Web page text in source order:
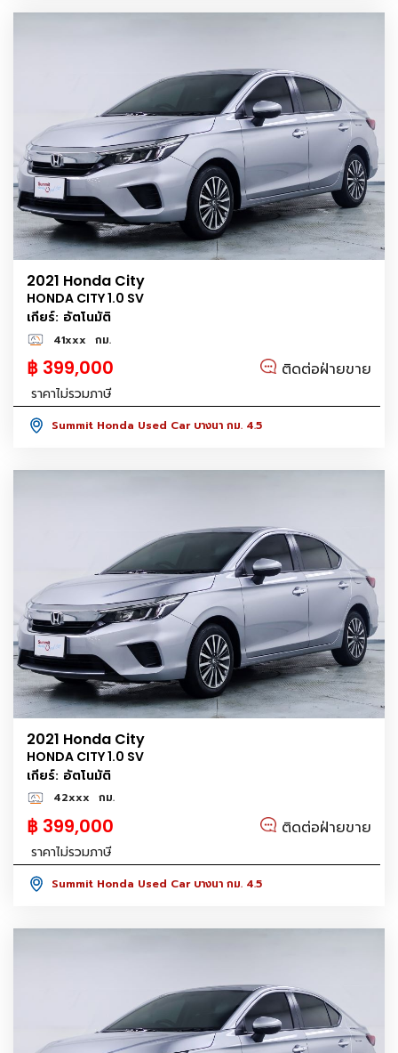
2021 Honda City
HONDA CITY 1.0 SV
เกียร์: อัตโนมัติ
41xxx กม.
฿ 399,000 ติดต่อฝ่ายขาย
ราคาไม่รวมภาษี
Summit Honda Used Car บางนา กม. 4.5
2021 Honda City
HONDA CITY 1.0 SV
เกียร์: อัตโนมัติ
42xxx กม.
฿ 399,000 ติดต่อฝ่ายขาย
ราคาไม่รวมภาษี
Summit Honda Used Car บางนา กม. 4.5